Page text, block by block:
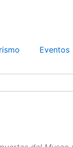
Eventos